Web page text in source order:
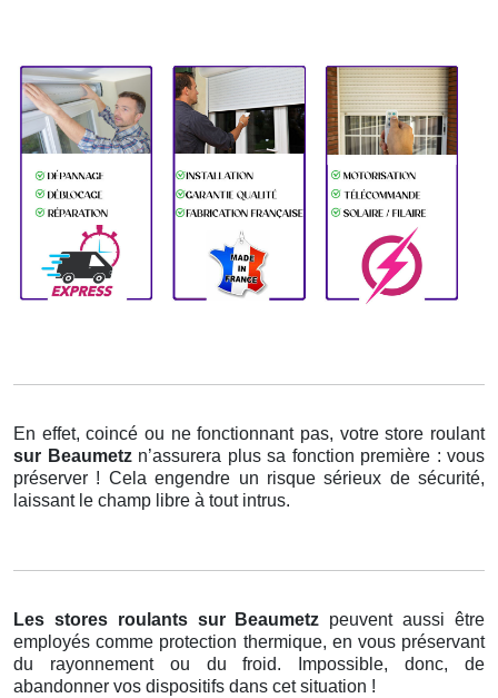
En effet, coincé ou ne fonctionnant pas, votre store roulant
sur Beaumetz n’assurera plus sa fonction première : vous
préserver ! Cela engendre un risque sérieux de sécurité,
laissant le champ libre à tout intrus.
Les stores roulants sur Beaumetz peuvent aussi être
employés comme protection thermique, en vous préservant
du rayonnement ou du froid. Impossible, donc, de
abandonner vos dispositifs dans cet situation !